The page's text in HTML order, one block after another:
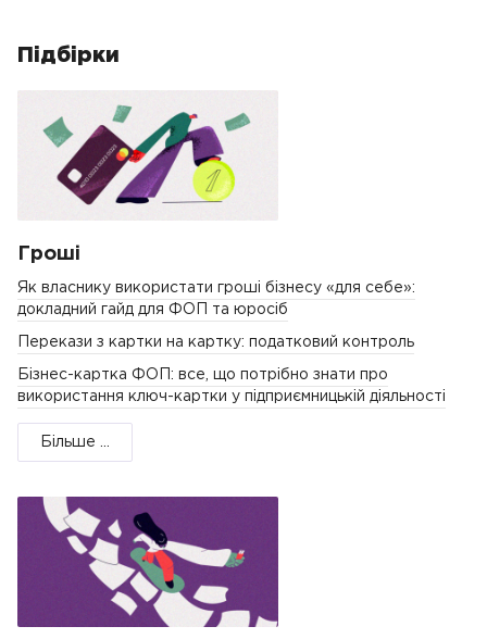
Підбірки
Гроші
Як власнику використати гроші бізнесу «для себе»:
докладний гайд для ФОП та юросіб
Перекази з картки на картку: податковий контроль
Бізнес-картка ФОП: все, що потрібно знати про
використання ключ-картки у підприємницькій діяльності
Більше ...